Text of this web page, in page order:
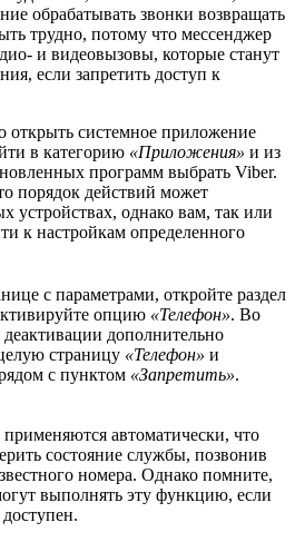
обрабатывать звонки возвращать
трудно, потому что мессенджер
и видеовызовы, которые станут
если запретить доступ к
открыть системное приложение
в категорию «Приложения» и из
программ выбрать Viber.
порядок действий может
устройствах, однако вам, так или
к настройкам определенного
с параметрами, откройте раздел
опцию «Телефон». Во
дополнительно
страницу «Телефон» и
с пунктом «Запретить».
автоматически, что
состояние службы, позвонив
номера. Однако помните,
выполнять эту функцию, если